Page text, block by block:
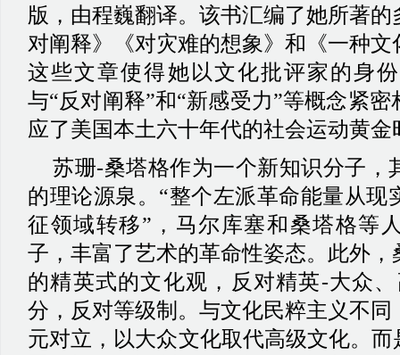
版，由程巍翻译。该书汇编了她所著
对阐释》《对灾难的想象》和《一种
这些文章使得她以文化批评家的身
与“反对阐释”和“新感受力”等概念紧
应了美国本土六十年代的社会运动黄金
苏珊-桑塔格作为一个新知识分子，
的理论源泉。“整个左派革命能量从现
征领域转移”，马尔库塞和桑塔格等
子，丰富了艺术的革命性姿态。此外
的精英式的文化观，反对精英-大众
分，反对等级制。与文化民粹主义不
元对立，以大众文化取代高级文化。而